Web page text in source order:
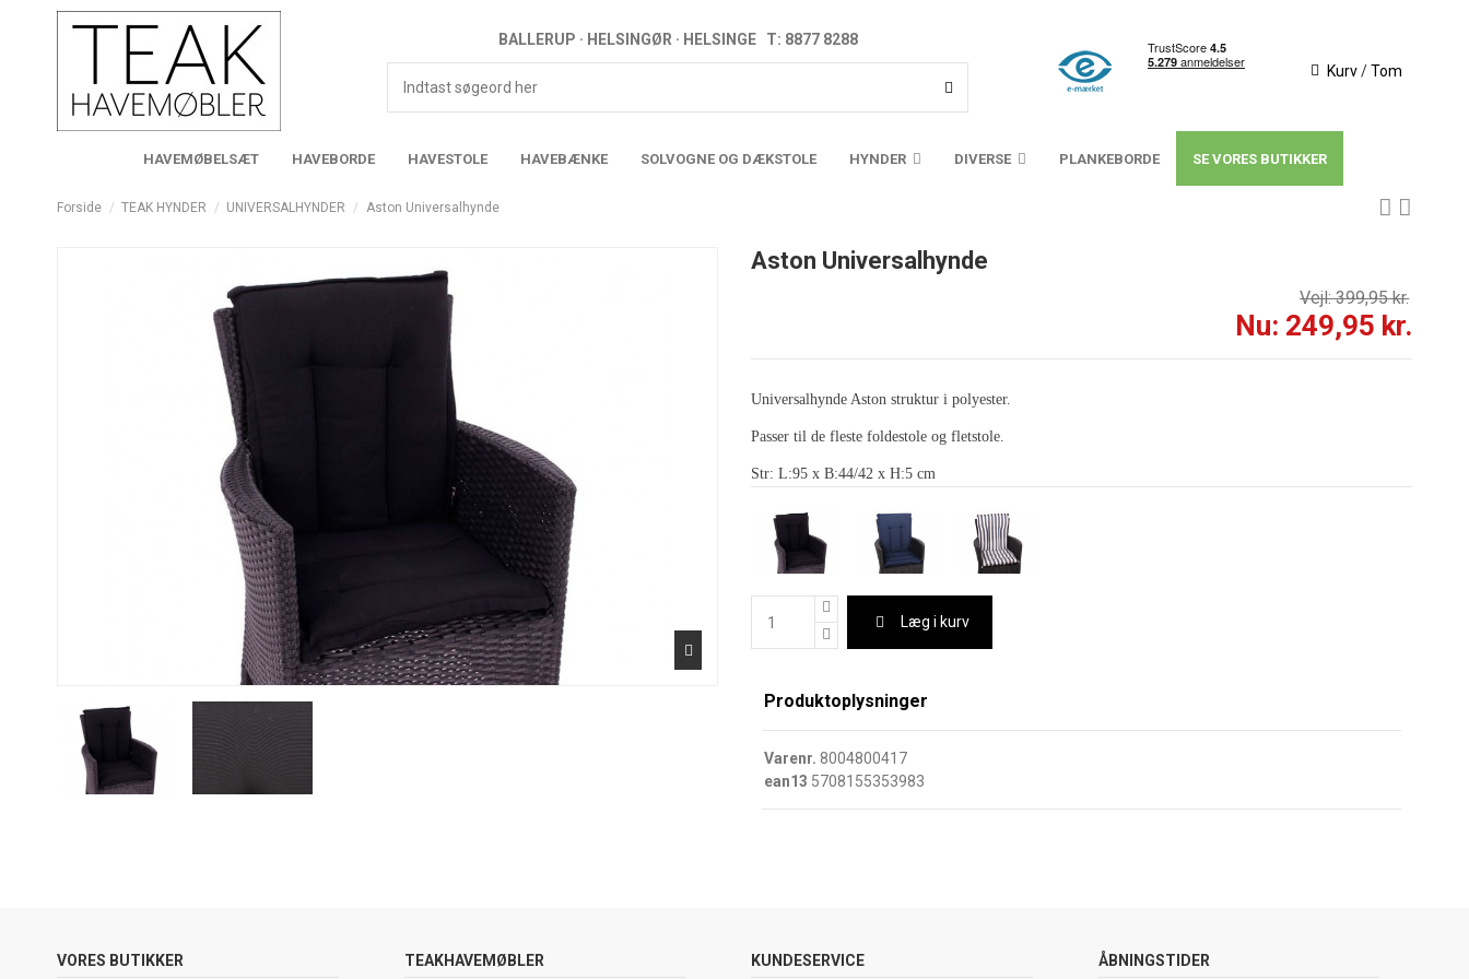
BALLERUP · HELSINGØR · HELSINGE T: 8877 8288
Kurv/Tom
HAVEMØBELSÆT HAVEBORDE HAVESTOLE HAVEBÆNKE SOLVOGNE OG DÆKSTOLE HYNDER DIVERSE PLANKEBORDE SE VORES BUTIKKER
Forside TEAK HYNDER UNIVERSALHYNDER Aston Universalhynde
Aston Universalhynde
Vejl: 399,95 kr.
Nu: 249,95 kr.
Universalhynde Aston struktur i polyester.
Passer til de fleste foldestole og fletstole.
Str: L:95 x B:44/42 x H:5 cm
Læg i kurv
Produktoplysninger
Varenr. 8004800417
ean13 5708155353983
VORES BUTIKKER TEAKHAVEMØBLER KUNDESERVICE ÅBNINGSTIDER